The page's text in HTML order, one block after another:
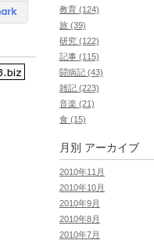
教育 (124)
旅 (39)
研究 (122)
記事 (115)
闘病記 (43)
雑記 (223)
音楽 (21)
食 (15)
月別 アーカイブ
2010年11月
2010年10月
2010年9月
2010年8月
2010年7月